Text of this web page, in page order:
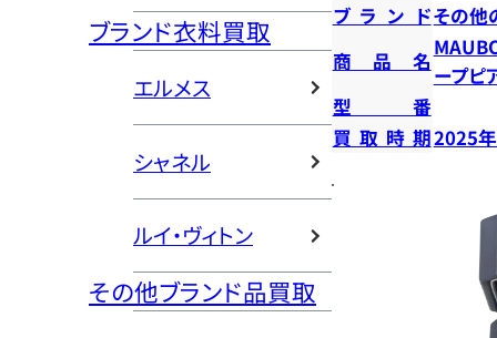
ブランド衣料買取
エルメス
シャネル
ルイ・ヴィトン
その他ブランド品買取
ブランドその他
商品名
ープピ
型番
買取時期2025